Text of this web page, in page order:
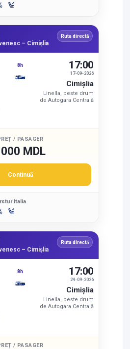
– Cimişlia
Ruta directă
8h
17-09-2026
17:00
Cimişlia
Linella, peste drum
de Autogara Centrală
/ PASAGER
MDL
Continuă
Italia
– Cimişlia
Ruta directă
8h
24-09-2026
17:00
Cimişlia
Linella, peste drum
de Autogara Centrală
/ PASAGER